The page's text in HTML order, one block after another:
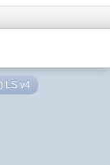
LS v4